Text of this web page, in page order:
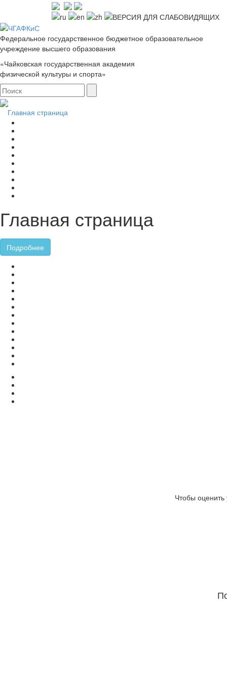
Федеральное государственное бюджетное образовательное
учреждение высшего образования
«Чайковская государственная академия
физической культуры и спорта»
Главная страница
Главная страница
Подробнее
Чтобы оценить